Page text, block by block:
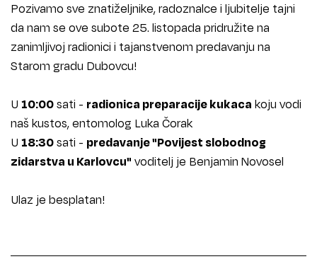
Pozivamo sve znatiželjnike, radoznalce i ljubitelje tajni
da nam se ove subote 25. listopada pridružite na
zanimljivoj radionici i tajanstvenom predavanju na
Starom gradu Dubovcu!
U 10:00sati - radionica preparacije kukaca koju vodi
naš kustos, entomolog Luka Čorak
U 18:30sati - predavanje "Povijest slobodnog
zidarstva u Karlovcu" voditelj je Benjamin Novosel
Ulaz je besplatan!